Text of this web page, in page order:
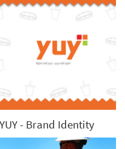
YUY - Brand Identity